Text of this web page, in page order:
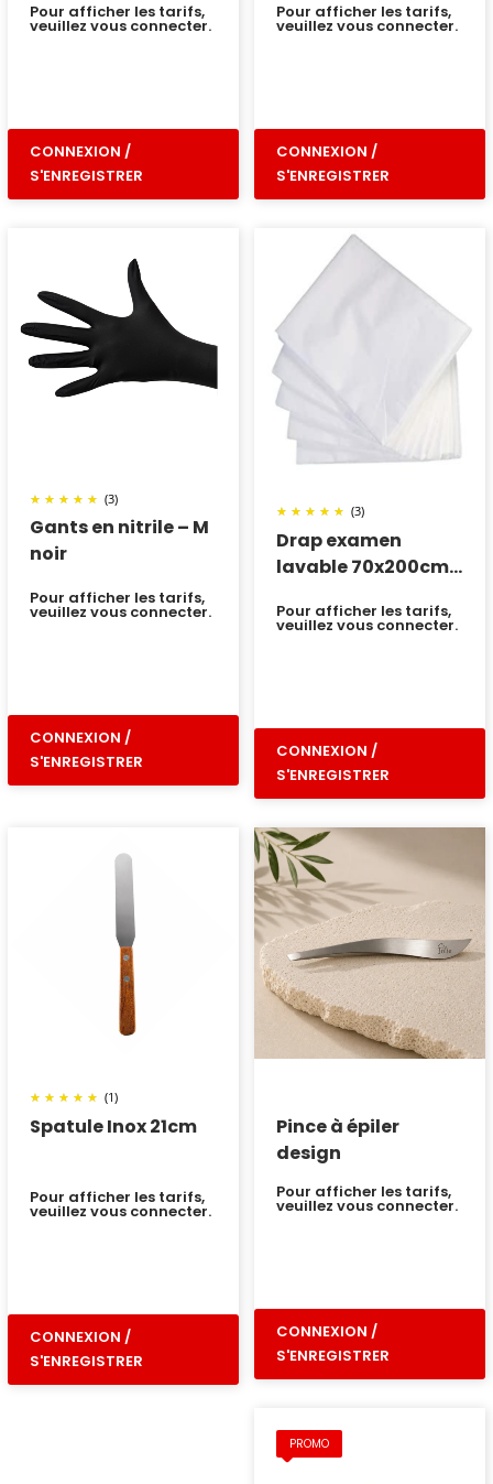
Pour afficher les tarifs,
veuillez vous connecter.
CONNEXION /
S'ENREGISTRER
Pour afficher les tarifs,
veuillez vous connecter.
CONNEXION /
S'ENREGISTRER
Gants en nitrile – M
noir
(3)
Pour afficher les tarifs,
veuillez vous connecter.
CONNEXION /
S'ENREGISTRER
Drap examen
lavable 70x200cm
(3)
Pour afficher les tarifs,
veuillez vous connecter.
CONNEXION /
S'ENREGISTRER
Spatule Inox 21cm
(1)
Pour afficher les tarifs,
veuillez vous connecter.
CONNEXION /
S'ENREGISTRER
Pince à épiler
design
Pour afficher les tarifs,
veuillez vous connecter.
CONNEXION /
S'ENREGISTRER
PROMO